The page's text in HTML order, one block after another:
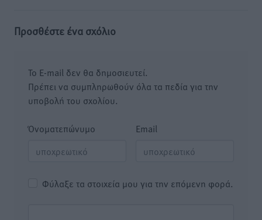
Προσθέστε ένα σχόλιο
Το E-mail δεν θα δημοσιευτεί.
Πρέπει να συμπληρωθούν όλα τα πεδία για την
υποβολή του σχολίου.
Όνοματεπώνυμο Email
Φύλαξε τα στοιχεία μου για την επόμενη φορά.